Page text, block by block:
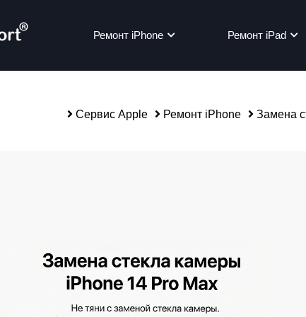
Ремонт iPhone Ремонт iPad
Сервис Apple Ремонт iPhone Замена